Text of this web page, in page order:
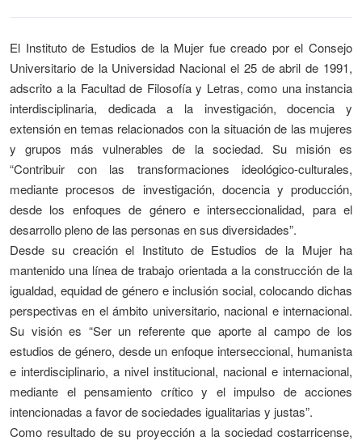
El Instituto de Estudios de la Mujer fue creado por el Consejo
Universitario de la Universidad Nacional el 25 de abril de 1991,
adscrito a la Facultad de Filosofía y Letras, como una instancia
interdisciplinaria, dedicada a la investigación, docencia y
extensión en temas relacionados con la situación de las mujeres
y grupos más vulnerables de la sociedad. Su misión es
“Contribuir con las transformaciones ideológico-culturales,
mediante procesos de investigación, docencia y producción,
desde los enfoques de género e interseccionalidad, para el
desarrollo pleno de las personas en sus diversidades”.
Desde su creación el Instituto de Estudios de la Mujer ha
mantenido una línea de trabajo orientada a la construcción de la
igualdad, equidad de género e inclusión social, colocando dichas
perspectivas en el ámbito universitario, nacional e internacional.
Su visión es “Ser un referente que aporte al campo de los
estudios de género, desde un enfoque interseccional, humanista
e interdisciplinario, a nivel institucional, nacional e internacional,
mediante el pensamiento crítico y el impulso de acciones
intencionadas a favor de sociedades igualitarias y justas”.
Como resultado de su proyección a la sociedad costarricense,